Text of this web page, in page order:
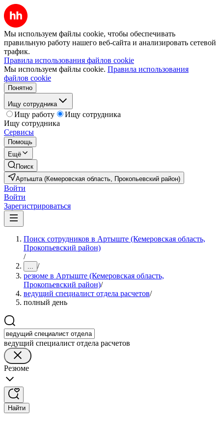
Мы используем файлы cookie, чтобы обеспечивать
правильную работу нашего веб-сайта и анализировать сетевой
трафик.
Правила использования файлов cookie
Мы используем файлы cookie. Правила использования
файлов cookie
Понятно
Ищу сотрудника
Ищу работу
Ищу сотрудника
Ищу сотрудника
Сервисы
Помощь
Ещё
Поиск
Артышта (Кемеровская область, Прокопьевский район)
Войти
Войти
Зарегистрироваться
Поиск сотрудников в Артыште (Кемеровская область,
Прокопьевский район)
/
... /
резюме в Артыште (Кемеровская область,
Прокопьевский район)/
ведущий специалист отдела расчетов/
полный день
ведущий специалист отдела расчетов
Резюме
Найти